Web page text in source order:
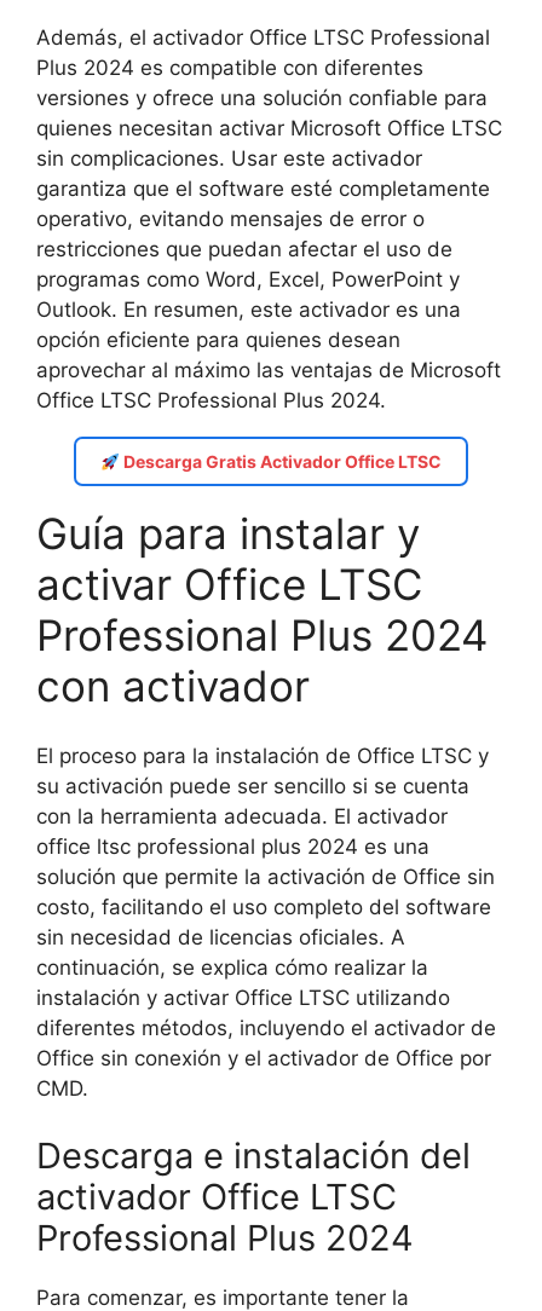
Además, el activador Office LTSC Professional
Plus 2024 es compatible con diferentes
versiones y ofrece una solución confiable para
quienes necesitan activar Microsoft Office LTSC
sin complicaciones. Usar este activador
garantiza que el software esté completamente
operativo, evitando mensajes de error o
restricciones que puedan afectar el uso de
programas como Word, Excel, PowerPoint y
Outlook. En resumen, este activador es una
opción eficiente para quienes desean
aprovechar al máximo las ventajas de Microsoft
Office LTSC Professional Plus 2024.
Descarga Gratis Activador Office LTSC
Guía para instalar y
activar Office LTSC
Professional Plus 2024
con activador
El proceso para la instalación de Office LTSC y
su activación puede ser sencillo si se cuenta
con la herramienta adecuada. El activador
office ltsc professional plus 2024 es una
solución que permite la activación de Office sin
costo, facilitando el uso completo del software
sin necesidad de licencias oficiales. A
continuación, se explica cómo realizar la
instalación y activar Office LTSC utilizando
diferentes métodos, incluyendo el activador de
Office sin conexión y el activador de Office por
CMD.
Descarga e instalación del
activador Office LTSC
Professional Plus 2024
Para comenzar, es importante tener la